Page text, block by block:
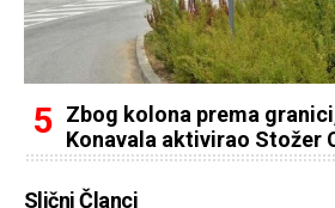
Zbog kolona prema
Konavala aktivirao Stožer
Slični Članci